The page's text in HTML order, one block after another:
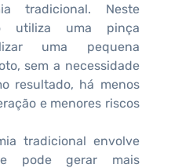
tradicional. Neste
utiliza uma pinça
uma pequena
sem a necessidade
resultado, há menos
e menores riscos
tradicional envolve
pode gerar mais